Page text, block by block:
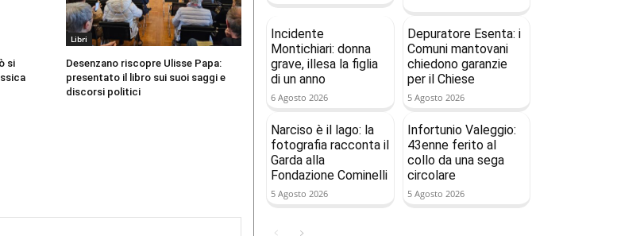
si
Libri
Desenzano riscopre Ulisse Papa:
presentato il libro sui suoi saggi e
discorsi politici
Incidente
Montichiari: donna
grave, illesa la figlia
di un anno
6 Agosto 2026
Depuratore Esenta: i
Comuni mantovani
chiedono garanzie
per il Chiese
5 Agosto 2026
Narciso è il lago: la
fotografia racconta il
Garda alla
Fondazione Cominelli
5 Agosto 2026
Infortunio Valeggio:
43enne ferito al
collo da una sega
circolare
5 Agosto 2026